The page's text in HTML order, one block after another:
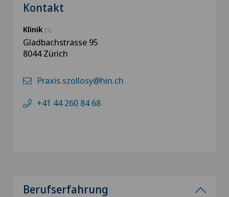
Kontakt
Klinik (1)
Gladbachstrasse 95
8044 Zürich
Praxis.szollosy@hin.ch
+41 44 260 84 68
Berufserfahrung